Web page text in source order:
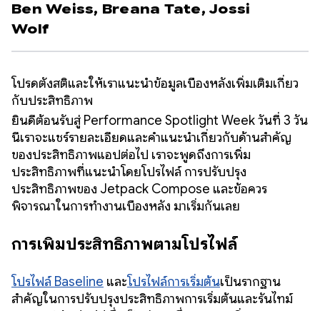
Ben Weiss, Breana Tate, Jossi
Wolf
โปรดตั้งสติและให้เราแนะนำข้อมูลเบื้องหลังเพิ่มเติมเกี่ยว
กับประสิทธิภาพ
ยินดีต้อนรับสู่ Performance Spotlight Week วันที่ 3 วัน
นี้เราจะแชร์รายละเอียดและคำแนะนำเกี่ยวกับด้านสำคัญ
ของประสิทธิภาพแอปต่อไป เราจะพูดถึงการเพิ่ม
ประสิทธิภาพที่แนะนำโดยโปรไฟล์ การปรับปรุง
ประสิทธิภาพของ Jetpack Compose และข้อควร
พิจารณาในการทำงานเบื้องหลัง มาเริ่มกันเลย
การเพิ่มประสิทธิภาพตามโปรไฟล์
โปรไฟล์ Baseline และโปรไฟล์การเริ่มต้นเป็นรากฐาน
สำคัญในการปรับปรุงประสิทธิภาพการเริ่มต้นและรันไทม์